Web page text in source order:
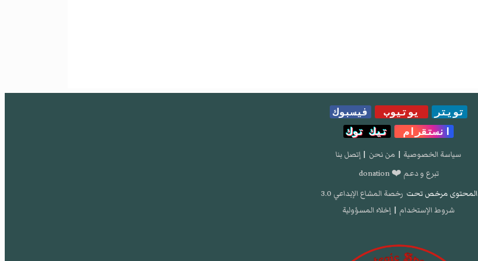
تويتر يوتيوب
فيسبوك
انستقرام
تيك توك
سياسة الخصوصية | من نحن | إتصل بنا
تبرع و دعم ❤️ donation
المحتوى مرخص تحت رخصة المشاع الإبداعي 3.0
شروط الإستخدام | إخلاء المسؤولية